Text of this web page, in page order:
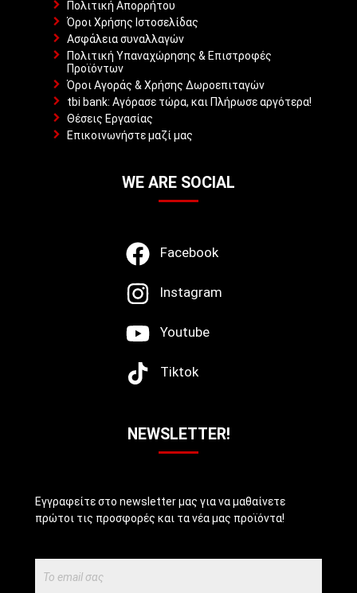
Πολιτική Απορρήτου
Όροι Χρήσης Ιστοσελίδας
Ασφάλεια συναλλαγών
Πολιτική Υπαναχώρησης & Επιστροφές
Προϊόντων
Όροι Αγοράς & Χρήσης Δωροεπιταγών
tbi bank: Αγόρασε τώρα, και Πλήρωσε αργότερα!
Θέσεις Εργασίας
Επικοινωνήστε μαζί μας
WE ARE SOCIAL
Facebook
Instagram
Youtube
Tiktok
NEWSLETTER!
Εγγραφείτε στο newsletter μας για να μαθαίνετε
πρώτοι τις προσφορές και τα νέα μας προϊόντα!